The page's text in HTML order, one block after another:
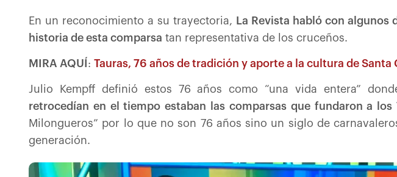
En un reconocimiento a su trayectoria,
La Revista habló con algunos
historia de esta comparsa tan representativa de los cruceños.
MIRA AQUÍ : Tauras, 76 años de tradición y aporte a la cultura de Santa
Julio Kempff definió estos 76 años como “una vida entera”
retrocedían en el tiempo estaban las comparsas que fundaron a los
Milongueros” por lo que no son 76 años sino un siglo de
generación.